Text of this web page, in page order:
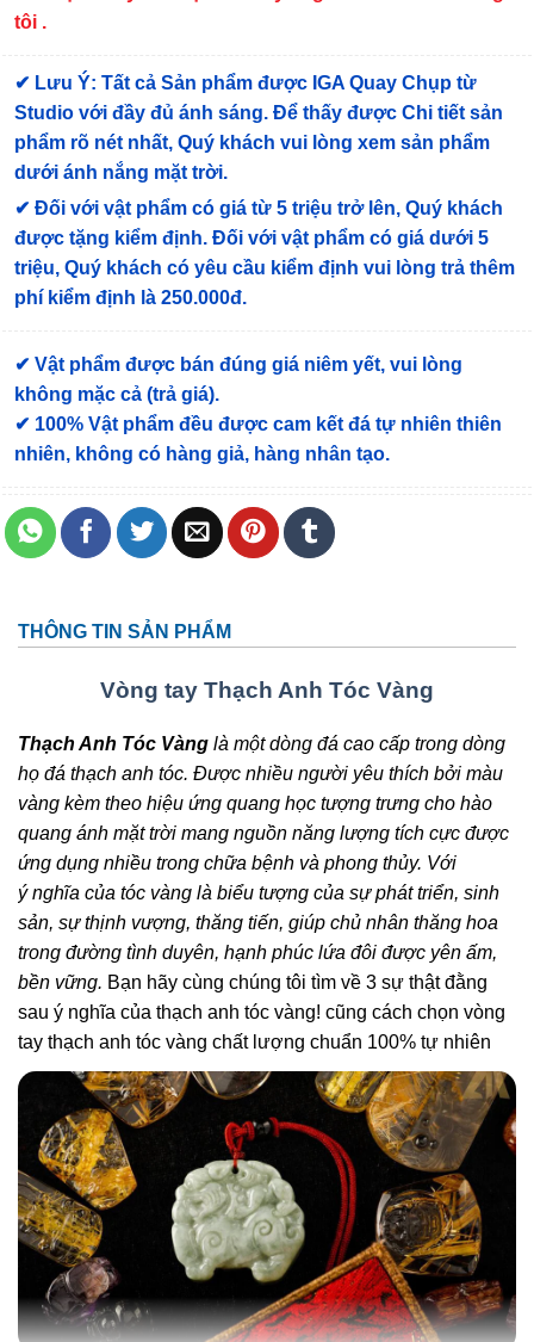
tôi .
✔ Lưu Ý: Tất cả Sản phẩm được IGA Quay Chụp từ
Studio với đầy đủ ánh sáng. Để thấy được Chi tiết sản
phẩm rõ nét nhất, Quý khách vui lòng xem sản phẩm
dưới ánh nắng mặt trời.
✔ Đối với vật phẩm có giá từ 5 triệu trở lên, Quý khách
được tặng kiểm định. Đối với vật phẩm có giá dưới 5
triệu, Quý khách có yêu cầu kiểm định vui lòng trả thêm
phí kiểm định là 250.000đ.
✔ Vật phẩm được bán đúng giá niêm yết, vui lòng
không mặc cả (trả giá).
✔ 100% Vật phẩm đều được cam kết đá tự nhiên thiên
nhiên, không có hàng giả, hàng nhân tạo.
THÔNG TIN SẢN PHẨM
Vòng tay Thạch Anh Tóc Vàng
Thạch Anh Tóc Vàng là một dòng đá cao cấp trong dòng
họ đá thạch anh tóc. Được nhiều người yêu thích bởi màu
vàng kèm theo hiệu ứng quang học tượng trưng cho hào
quang ánh mặt trời mang nguồn năng lượng tích cực được
ứng dụng nhiều trong chữa bệnh và phong thủy. Với
ý nghĩa của tóc vàng là biểu tượng của sự phát triển, sinh
sản, sự thịnh vượng, thăng tiến, giúp chủ nhân thăng hoa
trong đường tình duyên, hạnh phúc lứa đôi được yên ấm,
bền vững. Bạn hãy cùng chúng tôi tìm về 3 sự thật đằng
sau ý nghĩa của thạch anh tóc vàng! cũng cách chọn vòng
tay thạch anh tóc vàng chất lượng chuẩn 100% tự nhiên